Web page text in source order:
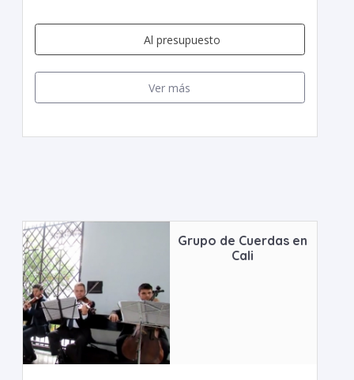
Al presupuesto
Ver más
Grupo de Cuerdas en
Cali